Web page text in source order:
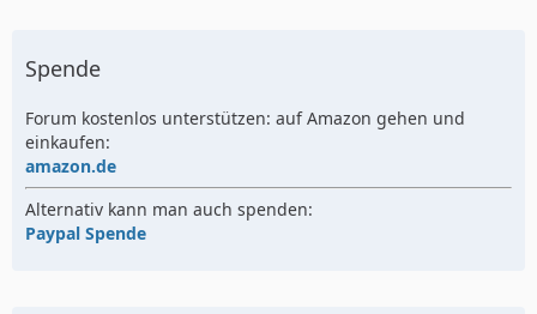
Spende
Forum kostenlos unterstützen: auf Amazon gehen und
einkaufen:
amazon.de
Alternativ kann man auch spenden:
Paypal Spende